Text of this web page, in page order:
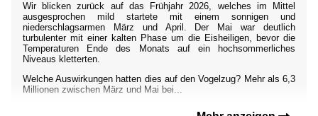
Wir blicken zurück auf das Frühjahr 2026, welches im Mittel
ausgesprochen mild startete mit einem sonnigen und
niederschlagsarmen März und April. Der Mai war deutlich
turbulenter mit einer kalten Phase um die Eisheiligen, bevor die
Temperaturen Ende des Monats auf ein hochsommerliches
Niveaus kletterten.
Welche Auswirkungen hatten dies auf den Vogelzug? Mehr als 6,3
Millionen zwischen März und Mai bei...